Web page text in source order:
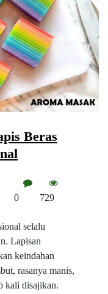
Beras
0 729
selalu
Lapisan
keindahan
rasanya manis,
kali disajikan.